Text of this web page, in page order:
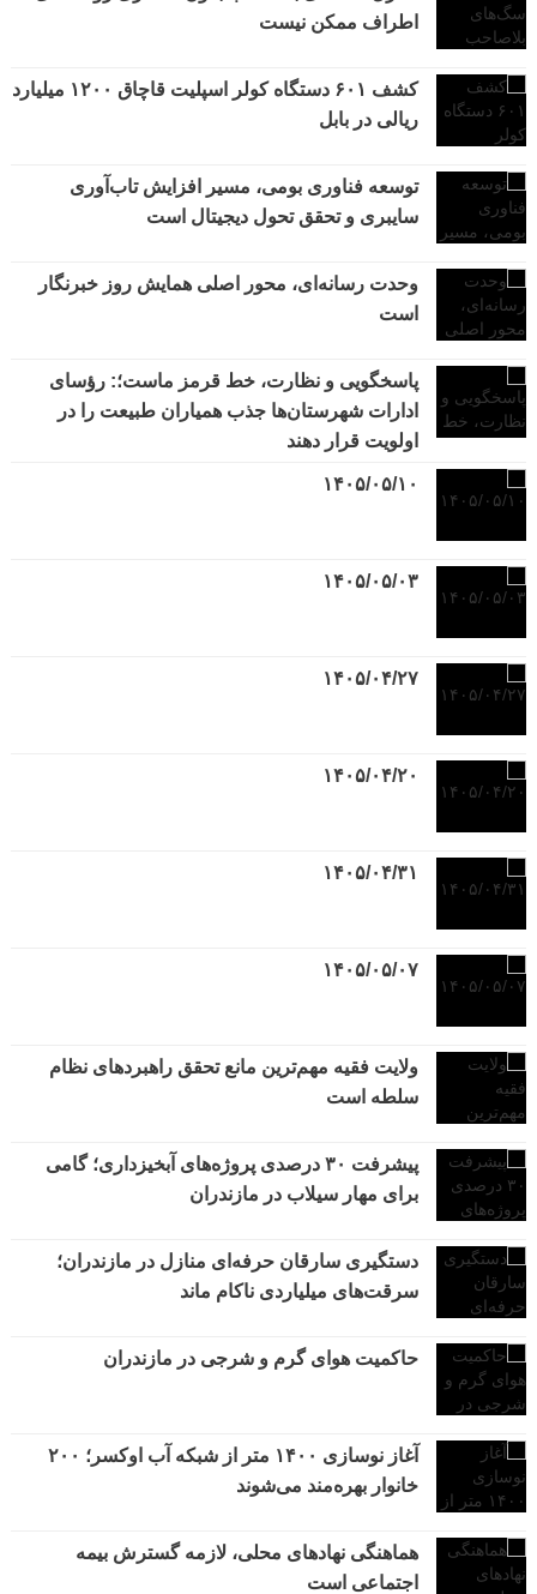
اطراف ممکن نیست
کشف ۶۰۱ دستگاه کولر اسپلیت قاچاق ۱۲۰۰ میلیارد
ریالی در بابل
توسعه فناوری بومی، مسیر افزایش تاب‌آوری
سایبری و تحقق تحول دیجیتال است
وحدت رسانه‌ای، محور اصلی همایش روز خبرنگار
است
پاسخگویی و نظارت، خط قرمز ماست؛: رؤسای
ادارات شهرستان‌ها جذب همیاران طبیعت را در
اولویت قرار دهند
۱۴۰۵/۰۵/۱۰
۱۴۰۵/۰۵/۰۳
۱۴۰۵/۰۴/۲۷
۱۴۰۵/۰۴/۲۰
۱۴۰۵/۰۴/۳۱
۱۴۰۵/۰۵/۰۷
ولایت فقیه مهم‌ترین مانع تحقق راهبردهای نظام
سلطه است
پیشرفت ۳۰ درصدی پروژه‌های آبخیزداری؛ گامی
برای مهار سیلاب در مازندران
دستگیری سارقان حرفه‌ای منازل در مازندران؛
سرقت‌های میلیاردی ناکام ماند
حاکمیت هوای گرم و شرجی در مازندران
آغاز نوسازی ۱۴۰۰ متر از شبکه آب اوکسر؛ ۲۰۰
خانوار بهره‌مند می‌شوند
هماهنگی نهادهای محلی، لازمه گسترش بیمه
اجتماعی است